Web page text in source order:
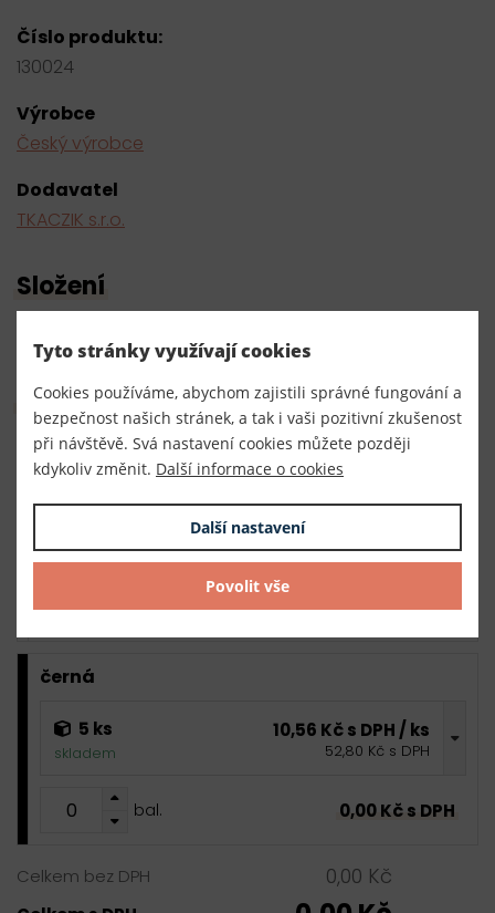
Číslo produktu:
130024
Výrobce
Český výrobce
Dodavatel
TKACZIK s.r.o.
Složení
Hromadný nákup
bílá
skladem
10,56 Kč s DPH / ks
52,80 Kč s DPH
bal. 0,00 Kč s DPH
černá
5 ks
skladem
10,56 Kč s DPH / ks
52,80 Kč s DPH
bal. 0,00 Kč s DPH
Celkem bez DPH 0,00 Kč
Tyto stránky využívají cookies
Cookies používáme, abychom zajistili správné fungování a
bezpečnost našich stránek, a tak i vaši pozitivní zkušenost
při návštěvě. Svá nastavení cookies můžete později
kdykoliv změnit. Další informace o cookies
Další nastavení
Povolit vše